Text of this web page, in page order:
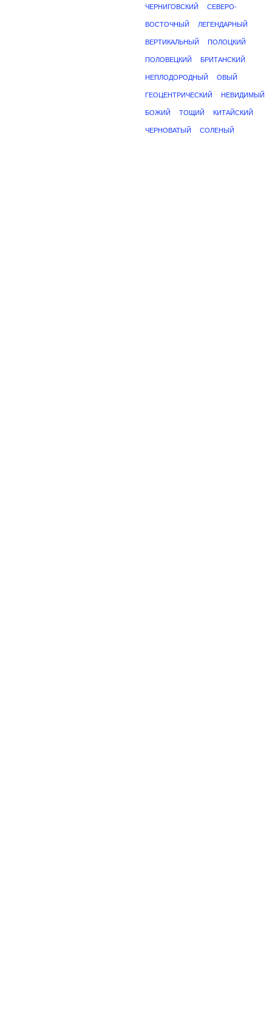
ЧЕРНИГОВСКИЙ СЕВЕРО-
ВОСТОЧНЫЙ ЛЕГЕНДАРНЫЙ
ВЕРТИКАЛЬНЫЙ ПОЛОЦКИЙ
ПОЛОВЕЦКИЙ БРИТАНСКИЙ
НЕПЛОДОРОДНЫЙ ОВЫЙ
ГЕОЦЕНТРИЧЕСКИЙ НЕВИДИМЫЙ
БОЖИЙ ТОЩИЙ КИТАЙСКИЙ
ЧЕРНОВАТЫЙ СОЛЕНЫЙ